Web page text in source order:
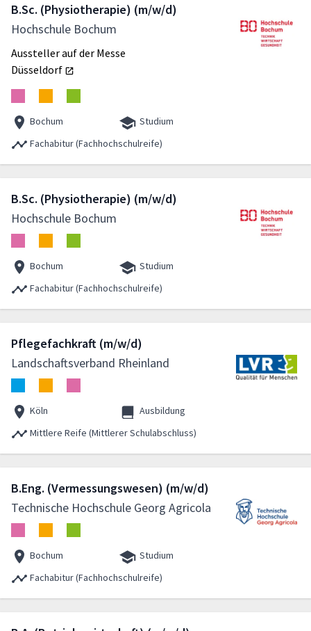
B.Sc. (Physiotherapie) (m/w/d)
Hochschule Bochum
Aussteller auf der Messe
Düsseldorf
Bochum
Studium
Fachabitur (Fachhochschulreife)
B.Sc. (Physiotherapie) (m/w/d)
Hochschule Bochum
Bochum
Studium
Fachabitur (Fachhochschulreife)
Pflegefachkraft (m/w/d)
Landschaftsverband Rheinland
Köln
Ausbildung
Mittlere Reife (Mittlerer Schulabschluss)
B.Eng. (Vermessungswesen) (m/w/d)
Technische Hochschule Georg Agricola
Bochum
Studium
Fachabitur (Fachhochschulreife)